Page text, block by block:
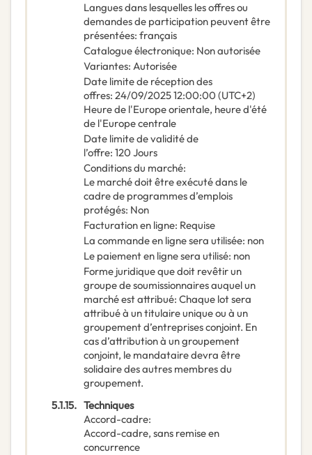
Langues dans lesquelles les offres ou
demandes de participation peuvent être
présentées: français
Catalogue électronique: Non autorisée
Variantes: Autorisée
Date limite de réception des
offres: 24/09/202512:00:00 (UTC+2)
Heure de l'Europe orientale, heure d'été
de l'Europe centrale
Date limite de validité de
l’offre: 120 Jours
Conditions du marché:
Le marché doit être exécuté dans le
cadre de programmes d’emplois
protégés: Non
Facturation en ligne: Requise
La commande en ligne sera utilisée: non
Le paiement en ligne sera utilisé: non
Forme juridique que doit revêtir un
groupe de soumissionnaires auquel un
marché est attribué: Chaque lot sera
attribué à un titulaire unique ou à un
groupement d’entreprises conjoint. En
cas d’attribution à un groupement
conjoint, le mandataire devra être
solidaire des autres membres du
groupement.
5.1.15. Techniques
Accord-cadre:
Accord-cadre, sans remise en
concurrence